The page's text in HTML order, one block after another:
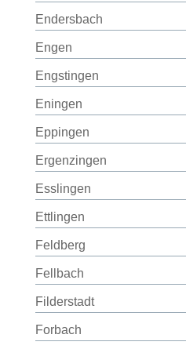
Endersbach
Engen
Engstingen
Eningen
Eppingen
Ergenzingen
Esslingen
Ettlingen
Feldberg
Fellbach
Filderstadt
Forbach